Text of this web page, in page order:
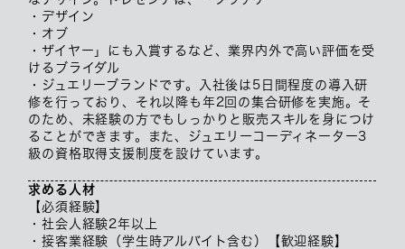
・デザイン
・オブ
・ザイヤー」にも入賞するなど、業界内外で高い評価を受
けるブライダル
・ジュエリーブランドです。入社後は5日間程度の導入研
修を行っており、それ以降も年2回の集合研修を実施。そ
のため、未経験の方でもしっかりと販売スキルを身につけ
ることができます。また、ジュエリーコーディネーター3
級の資格取得支援制度を設けています。
求める人材
【必須経験】
・社会人経験2年以上
・接客業経験（学生時アルバイト含む）【歓迎経験】